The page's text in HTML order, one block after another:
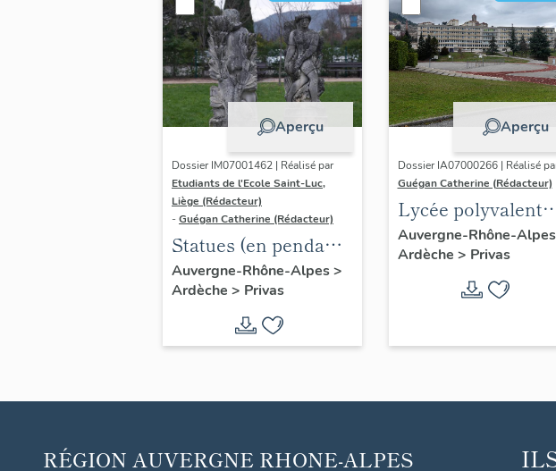
Aperçu
Dossier IM07001462 | Réalisé par
Etudiants de l'Ecole Saint-Luc,
Liège (Rédacteur)
-Guégan Catherine (Rédacteur)
Statues (en pendant)
: Le Jeune homme, la
Jeune fille
Auvergne-Rhône-Alpes>
Ardèche > Privas
Aperçu
Dossier IA07000266 | Réalisé
Guégan Catherine (Rédacteur)
Lycée polyvalent
Vincent d'Indy
Auvergne-Rhône-Alpes
Ardèche > Privas
RÉGION AUVERGNE RHONE-ALPES